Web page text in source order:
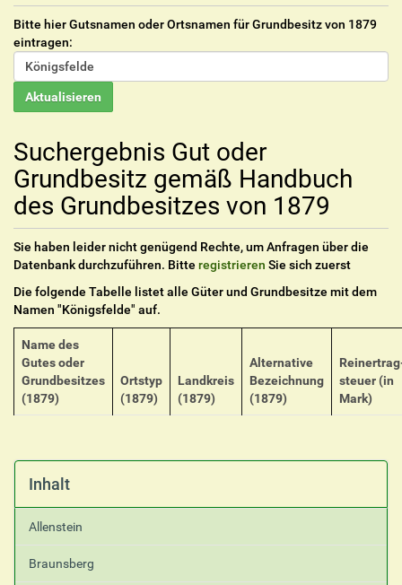
Bitte hier Gutsnamen oder Ortsnamen für Grundbesitz von 1879
eintragen:
Suchergebnis Gut oder
Grundbesitz gemäß Handbuch
des Grundbesitzes von 1879
Sie haben leider nicht genügend Rechte, um Anfragen über die
Datenbank durchzuführen. Bitte registrieren Sie sich zuerst
Die folgende Tabelle listet alle Güter und Grundbesitze mit dem
Namen "Königsfelde" auf.
Name des
Gutes oder
Grundbesitzes
(1879)
Ortstyp
(1879)
Landkreis
(1879)
Alternative
Bezeichnung
(1879)
steuer (in
Mark)
Inhalt
Allenstein
Braunsberg